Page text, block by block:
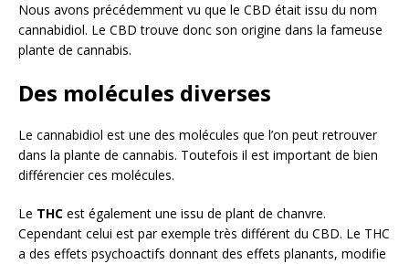
Nous avons précédemment vu que le CBD était issu du nom
cannabidiol. Le CBD trouve donc son origine dans la fameuse
plante de cannabis.
Des molécules diverses
Le cannabidiol est une des molécules que l’on peut retrouver
dans la plante de cannabis. Toutefois il est important de bien
différencier ces molécules.
Le THC est également une issu de plant de chanvre.
Cependant celui est par exemple très différent du CBD. Le THC
a des effets psychoactifs donnant des effets planants, modifie